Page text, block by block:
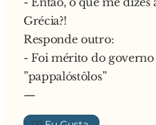
Grécia?!
Responde outro:
- Foi mérito do
”pappalóstôlos”
—